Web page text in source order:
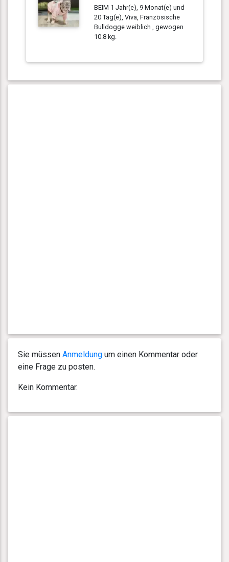
BEIM 1 Jahr(e), 9 Monat(e) und
20 Tag(e), Viva, Französische
Bulldogge weiblich , gewogen
10.8 kg.
Sie müssen Anmeldung um einen Kommentar oder
eine Frage zu posten.
Kein Kommentar.